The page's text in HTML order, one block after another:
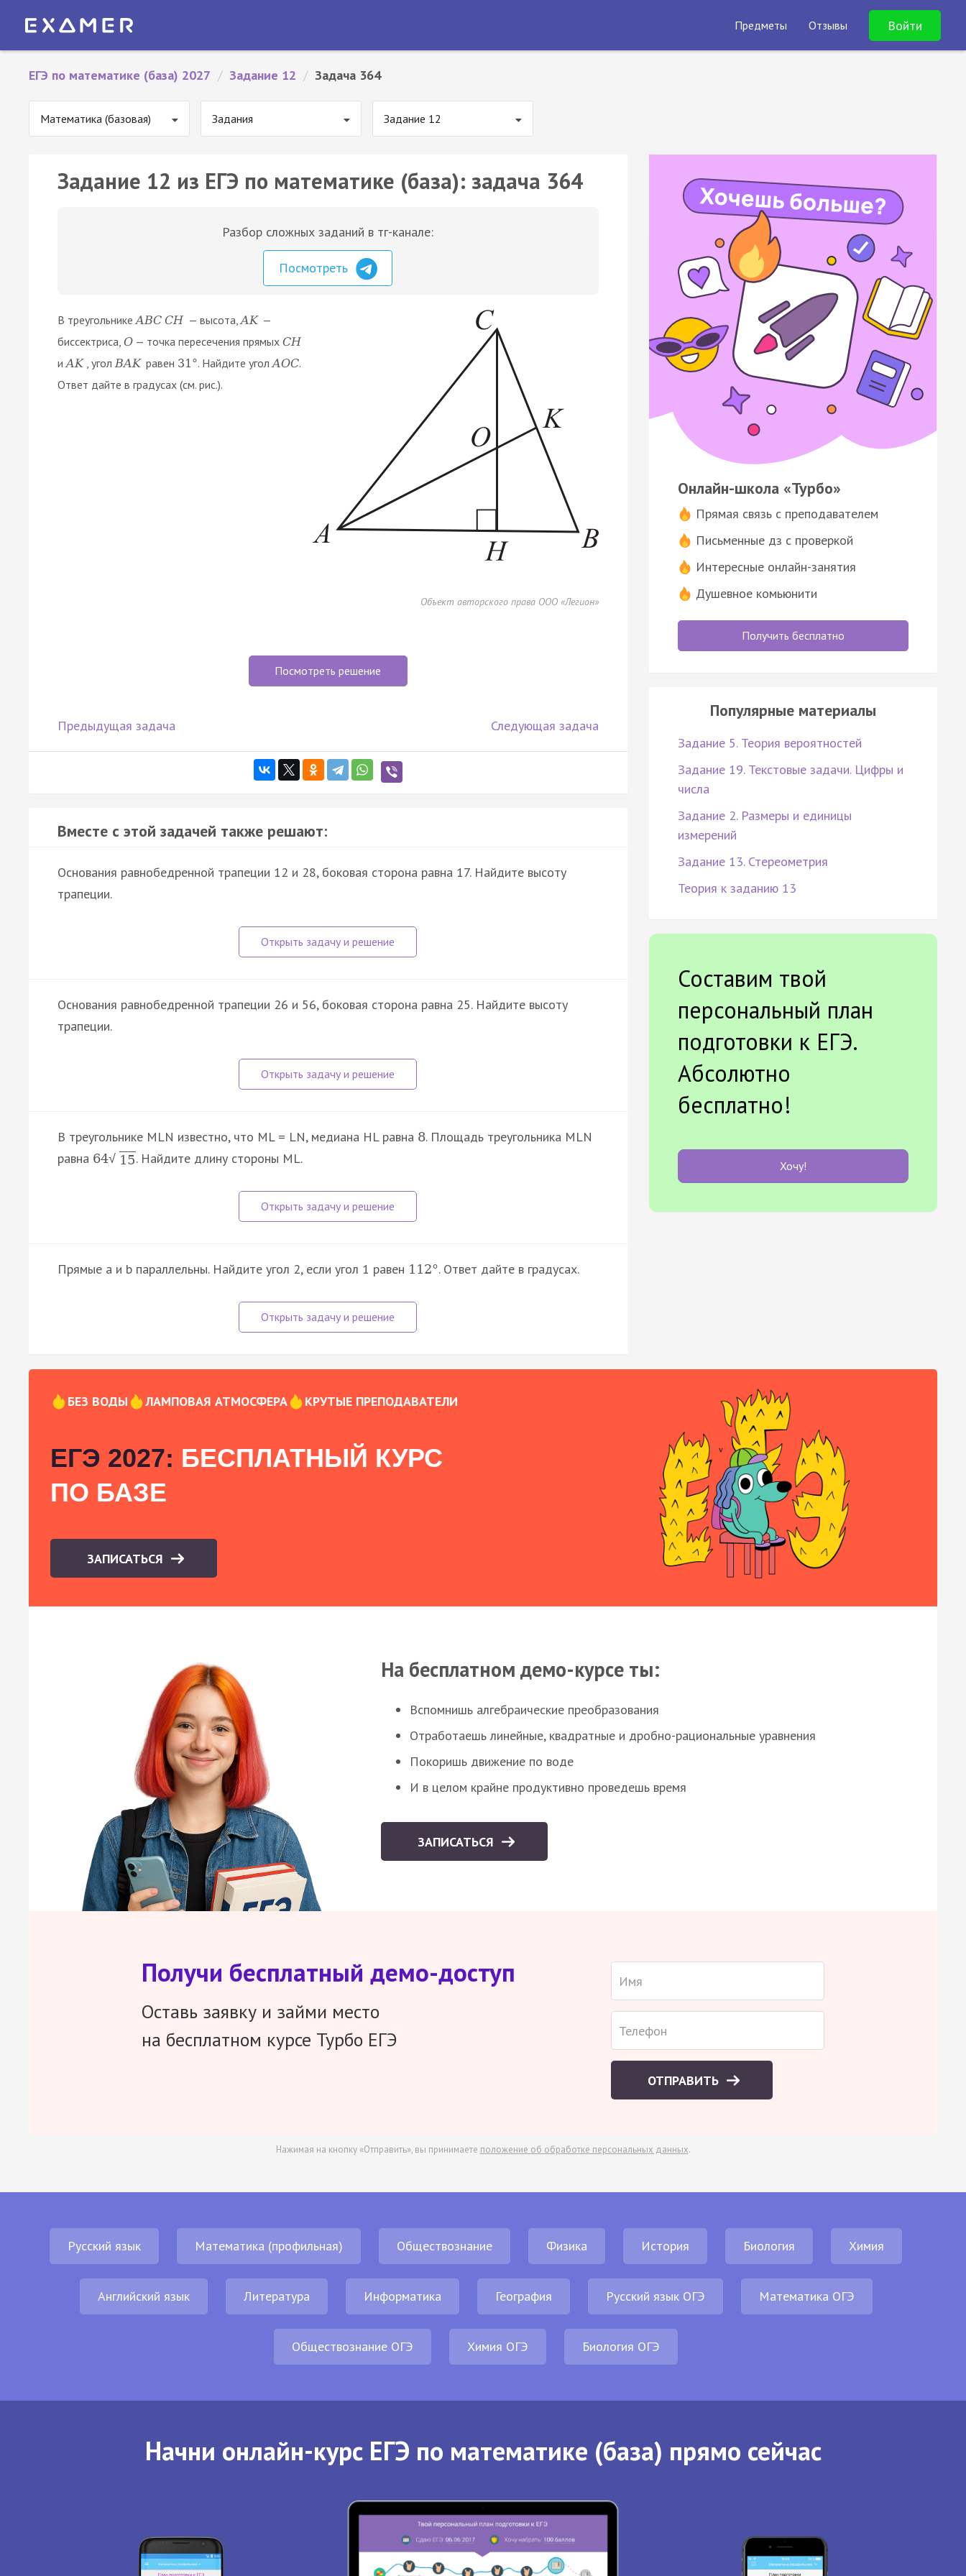
Предметы Отзывы Войти
ЕГЭ по математике (база) 2027 / Задание 12 / Задача 364
Математика (базовая) Задания Задание 12
Задание 12 из ЕГЭ по математике (база): задача 364
Разбор сложных заданий в тг-канале:
Посмотреть
В треугольнике ABC CH — высота, AK —
биссектриса, O — точка пересечения прямых CH
и AK , угол BAK равен 31 °. Найдите уголAOC.
Ответ дайте в градусах (см. рис.).
Объект авторского права ООО «Легион»
Посмотреть решение
Предыдущая задача Следующая задача
Вместе с этой задачей также решают:
Основания равнобедренной трапеции 12 и 28, боковая сторона равна 17. Найдите высоту
трапеции.
Основания равнобедренной трапеции 26 и 56, боковая сторона равна 25. Найдите высоту
трапеции.
В треугольнике MLN известно, что ML = LN, медиана HL равна 8. Площадь треугольника MLN
равна 64√ 15. Найдите длину стороны ML.
Прямые a и b параллельны. Найдите угол 2, если угол 1 равен 112°. Ответ дайте в градусах.
Онлайн-школа «Турбо»
Прямая связь с преподавателем
Письменные дз с проверкой
Интересные онлайн-занятия
Душевное комьюнити
Получить бесплатно
Популярные материалы
Задание 5. Теория вероятностей
Задание 19. Текстовые задачи. Цифры и
числа
Задание 2. Размеры и единицы
измерений
Задание 13. Стереометрия
Теория к заданию 13
Составим твой
персональный план
подготовки к ЕГЭ.
Абсолютно
бесплатно!
Хочу!
БЕЗ ВОДЫ ЛАМПОВАЯ АТМОСФЕРА КРУТЫЕ ПРЕПОДАВАТЕЛИ
ЕГЭ 2027: БЕСПЛАТНЫЙ КУРС
ПО БАЗЕ
ЗАПИСАТЬСЯ
На бесплатном демо-курсе ты:
Вспомнишь алгебраические преобразования
Отработаешь линейные, квадратные и дробно-рациональные уравнения
Покоришь движение по воде
И в целом крайне продуктивно проведешь время
ЗАПИСАТЬСЯ
Получи бесплатный демо-доступ
Оставь заявку и займи место
на бесплатном курсе Турбо ЕГЭ
ОТПРАВИТЬ
Нажимая на кнопку «Отправить», вы принимаете положение об обработке персональных данных.
Русский язык Математика (профильная) Обществознание Физика История Биология Химия
Английский язык Литература Информатика География Русский язык ОГЭ Математика ОГЭ
Обществознание ОГЭ Химия ОГЭ Биология ОГЭ
Начни онлайн-курс ЕГЭ по математике (база) прямо сейчас